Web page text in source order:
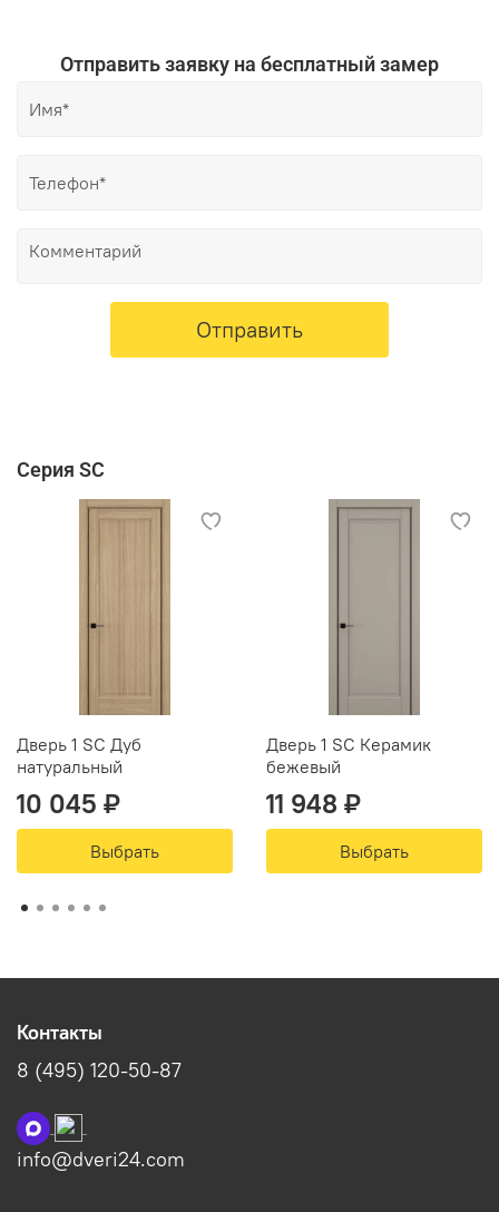
Отправить заявку на бесплатный замер
Отправить
Серия SC
Дверь 1 SC Дуб
натуральный
10 045 ₽
Выбрать
Дверь 1 SC Керамик
бежевый
11 948 ₽
Выбрать
Контакты
8 (495) 120-50-87
info@dveri24.com